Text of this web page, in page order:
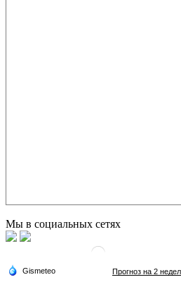
Мы в социальных сетях